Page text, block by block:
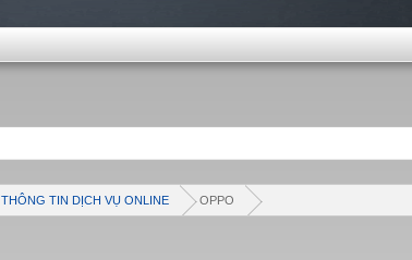
THÔNG TIN DỊCH VỤ ONLINE OPPO